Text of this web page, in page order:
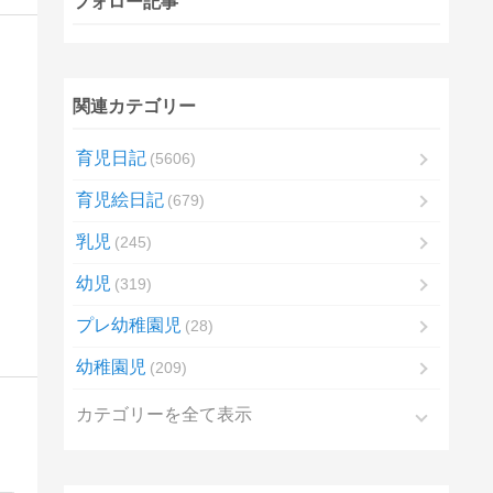
関連カテゴリー
育児日記 5606
育児絵日記 679
乳児 245
幼児 319
プレ幼稚園児 28
幼稚園児 209
カテゴリーを全て表示